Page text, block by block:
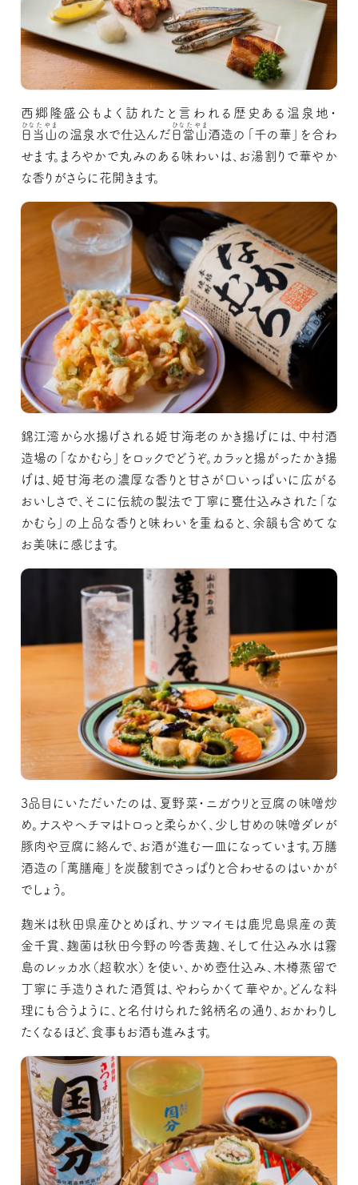
西郷隆盛公もよく訪れたと言われる歴史ある温泉地・
日当山
ひなたやま
の温泉水で仕込んだ日當山
ひなたやま
酒造の「千の華」を合わ
せます。まろやかで丸みのある味わいは、お湯割りで華やか
な香りがさらに花開きます。
錦江湾から水揚げされる姫甘海老のかき揚げには、中村酒
造場の「なかむら」をロックでどうぞ。カラッと揚がったかき揚
げは、姫甘海老の濃厚な香りと甘さが口いっぱいに広がる
おいしさで、そこに伝統の製法で丁寧に甕仕込みされた「な
かむら」の上品な香りと味わいを重ねると、余韻も含めてな
お美味に感じます。
3品目にいただいたのは、夏野菜・ニガウリと豆腐の味噌炒
め。ナスやヘチマはトロっと柔らかく、少し甘めの味噌ダレが
豚肉や豆腐に絡んで、お酒が進む一皿になっています。万膳
酒造の「萬膳庵」を炭酸割でさっぱりと合わせるのはいかが
でしょう。
麹米は秋田県産ひとめぼれ、サツマイモは鹿児島県産の黄
金千貫、麹菌は秋田今野の吟香黄麹、そして仕込み水は霧
島のレッカ水（超軟水）を使い、かめ壺仕込み、木樽蒸留で
丁寧に手造りされた酒質は、やわらかくて華やか。どんな料
理にも合うように、と名付けられた銘柄名の通り、おかわりし
たくなるほど、食事もお酒も進みます。